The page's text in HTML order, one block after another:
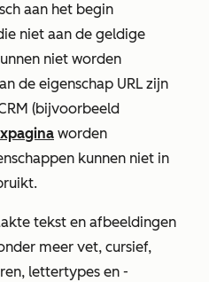
aan het begin
niet aan de geldige
niet worden
de eigenschap URL zijn
(bijvoorbeeld
worden
kunnen niet in
tekst en afbeeldingen
meer vet, cursief,
lettertypes en -